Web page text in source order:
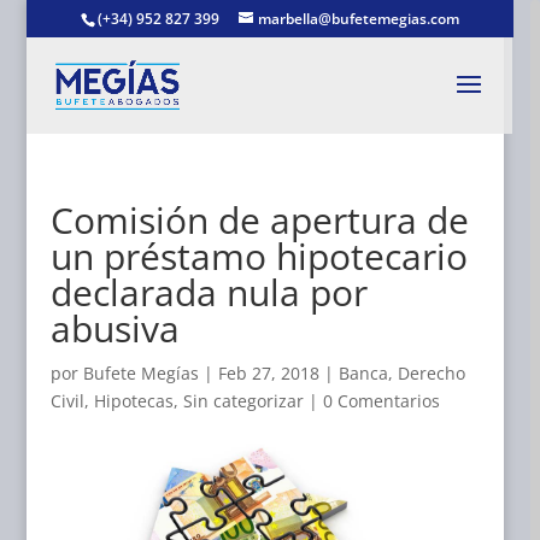
(+34) 952 827 399 marbella@bufetemegias.com
Comisión de apertura de
un préstamo hipotecario
declarada nula por
abusiva
por Bufete Megías | Feb 27, 2018| Banca, Derecho
Civil, Hipotecas, Sin categorizar| 0 Comentarios